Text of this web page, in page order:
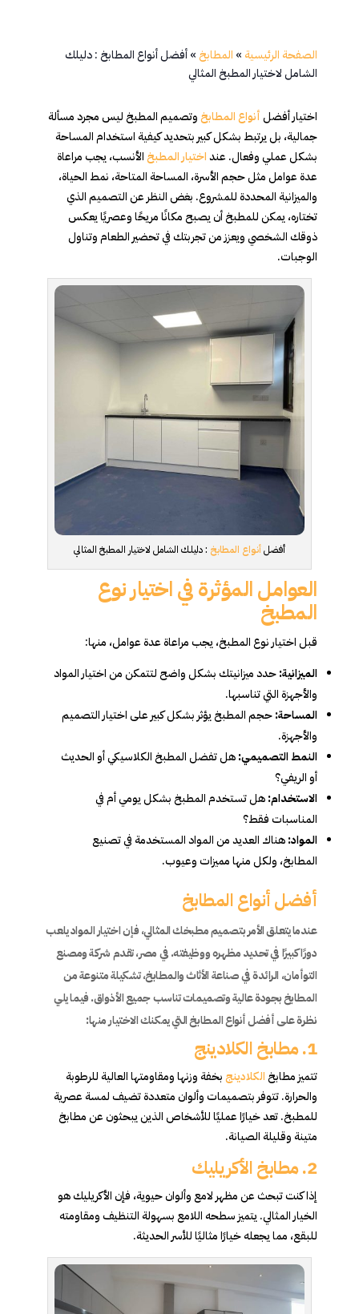
الصفحة الرئيسية » المطابخ »أفضل أنواع المطابخ : دليلك
الشامل لاختيار المطبخ المثالي
اختيار أفضلأنواع المطابخوتصميم المطبخ ليس مجرد مسألة
جمالية، بل يرتبط بشكل كبير بتحديد كيفية استخدام المساحة
بشكل عملي وفعال. عنداختيار المطبخالأنسب، يجب مراعاة
عدة عوامل مثل حجم الأسرة، المساحة المتاحة، نمط الحياة،
والميزانية المحددة للمشروع. بغض النظر عن التصميم الذي
تختاره، يمكن للمطبخ أن يصبح مكانًا مريحًا وعصريًا يعكس
ذوقك الشخصي ويعزز من تجربتك في تحضير الطعام وتناول
الوجبات.
أفضلأنواع المطابخ : دليلك الشامل لاختيار المطبخ المثالي
العوامل المؤثرة في اختيار نوع
المطبخ
قبل اختيار نوع المطبخ، يجب مراعاة عدة عوامل، منها:
الميزانية:حدد ميزانيتك بشكل واضح لتتمكن من اختيار المواد
والأجهزة التي تناسبها.
المساحة:حجم المطبخ يؤثر بشكل كبير على اختيار التصميم
والأجهزة.
النمط التصميمي:هل تفضل المطبخ الكلاسيكي أو الحديث
أو الريفي؟
الاستخدام:هل تستخدم المطبخ بشكل يومي أم في
المناسبات فقط؟
المواد:هناك العديد من المواد المستخدمة في تصنيع
المطابخ، ولكل منها مميزات وعيوب.
أفضل أنواع المطابخ
عندما يتعلق الأمر بتصميم مطبخك المثالي، فإن اختيار المواد يلعب
دورًا كبيرًا في تحديد مظهره ووظيفته. في مصر، تقدم شركة ومصنع
التوأمان، الرائدة في صناعة الأثاث والمطابخ، تشكيلة متنوعة من
المطابخ بجودة عالية وتصميمات تناسب جميع الأذواق. فيما يلي
نظرة على أفضل أنواع المطابخ التي يمكنك الاختيار منها:
1. مطابخ الكلادينج
تتميز مطابخالكلادينجبخفة وزنها ومقاومتها العالية للرطوبة
والحرارة. تتوفر بتصميمات وألوان متعددة تضيف لمسة عصرية
للمطبخ. تعد خيارًا عمليًا للأشخاص الذين يبحثون عن مطابخ
متينة وقليلة الصيانة.
2. مطابخ الأكريليك
إذا كنت تبحث عن مظهر لامع وألوان حيوية، فإن الأكريليك هو
الخيار المثالي. يتميز سطحه اللامع بسهولة التنظيف ومقاومته
للبقع، مما يجعله خيارًا مثاليًا للأسر الحديثة.